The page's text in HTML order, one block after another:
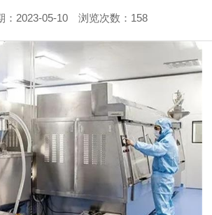
：2023-05-10 浏览次数： 158